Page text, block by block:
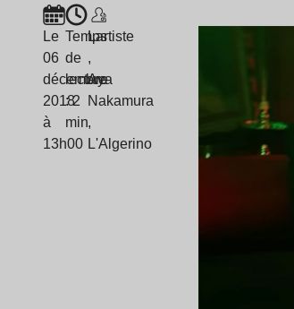
Le
06
décembre
2018
à
13h00
Temps
de
lecture
: 2
min
Lartiste
,
Aya
Nakamura
,
L'Algerino